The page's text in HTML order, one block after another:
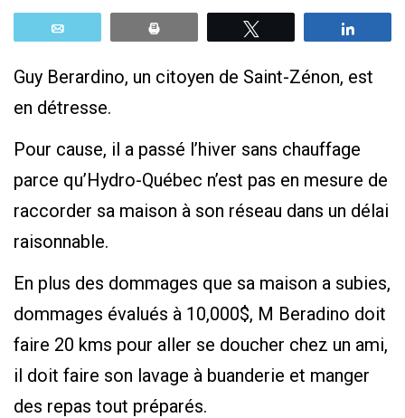
Guy Berardino, un citoyen de Saint-Zénon, est
en détresse.
Pour cause, il a passé l’hiver sans chauffage
parce qu’Hydro-Québec n’est pas en mesure de
raccorder sa maison à son réseau dans un délai
raisonnable.
En plus des dommages que sa maison a subies,
dommages évalués à 10,000$, M Beradino doit
faire 20 kms pour aller se doucher chez un ami,
il doit faire son lavage à buanderie et manger
des repas tout préparés.